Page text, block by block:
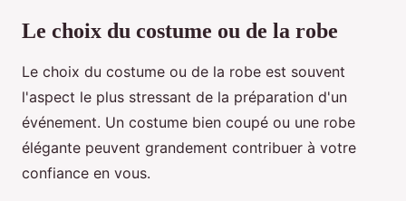
Le choix du costume ou de la robe
Le choix du costume ou de la robe est souvent
l'aspect le plus stressant de la préparation d'un
événement. Un costume bien coupé ou une robe
élégante peuvent grandement contribuer à votre
confiance en vous.